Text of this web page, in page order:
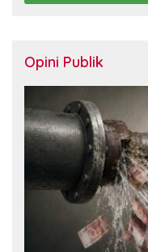
Opini Publik